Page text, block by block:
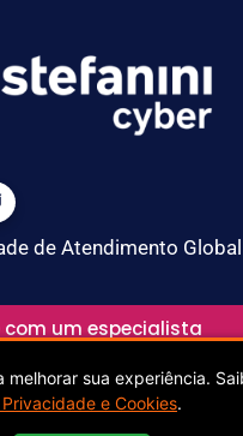
de Atendimento Global
com um especialista
melhorar sua experiência.
e Cookies.